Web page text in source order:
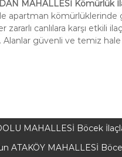
MAHALLESİ Kömürlük
apartman kömürlüklerinde
canlılara karşı etkili
Alanlar güvenli ve temiz
MAHALLESİ Böcek
ATAKÖY MAHALLESİ